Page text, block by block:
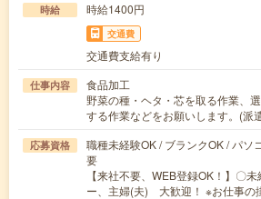
時給 時給1400円
交通費
交通費支給有り
仕事内容
食品加工
野菜の種・ヘタ・芯を取る作業、
する作業などをお願いします。(派
応募資格
職種未経験OK / ブランクOK / パソ
要
【来社不要、WEB登録OK！】〇
ー、主婦(夫) 大歓迎！ ※お仕事の